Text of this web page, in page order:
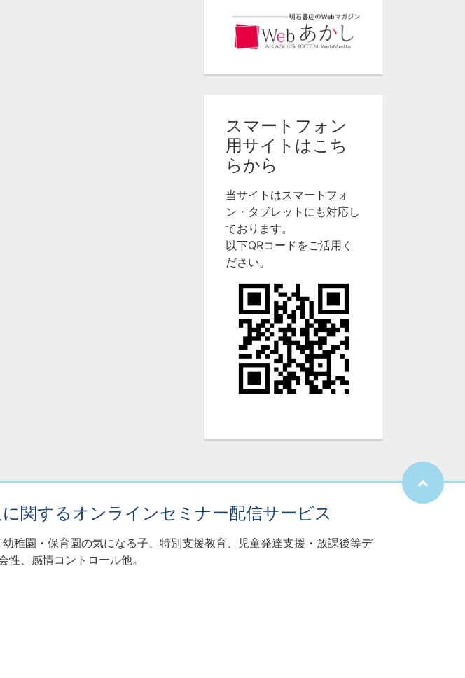
スマートフォン
用サイトはこち
らから
当サイトはスマートフォ
ン・タブレットにも対応し
ております。
以下QRコードをご活用く
ださい。
関するオンラインセミナー配信サービス
稚園・保育園の気になる子、特別支援教育、児童発達支援・放課後等デ
、感情コントロール他。